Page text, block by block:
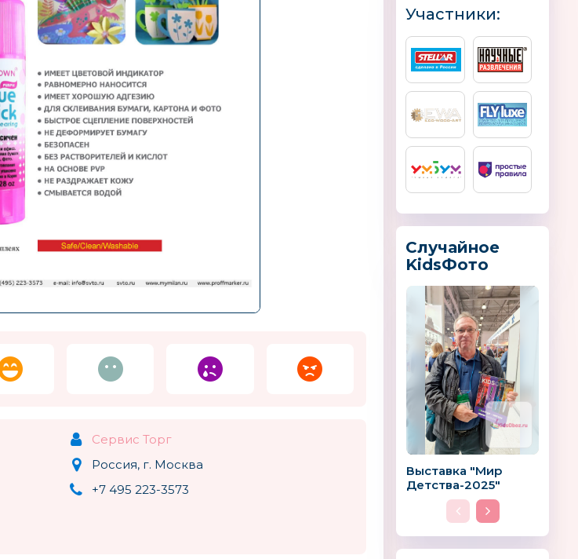
Guidecraft
Технолайк
Россия
On Time
Сервис Торг
Россия, г. Москва
+7 495 223-3573
Участники:
Случайное
KidsФото
Выставка "Мир
Детства-2025"